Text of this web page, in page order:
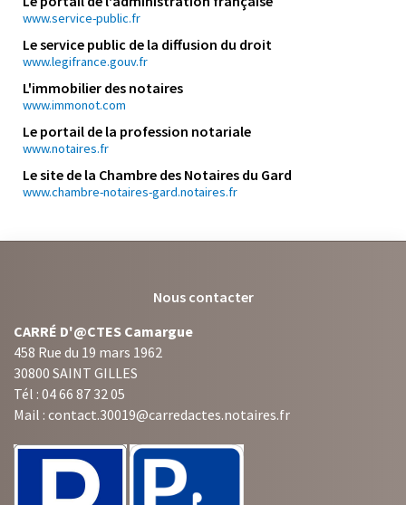
Le portail de l'administration française
www.service-public.fr
Le service public de la diffusion du droit
www.legifrance.gouv.fr
L'immobilier des notaires
www.immonot.com
Le portail de la profession notariale
www.notaires.fr
Le site de la Chambre des Notaires du Gard
www.chambre-notaires-gard.notaires.fr
Nous contacter
CARRÉ D'@CTES Camargue
458 Rue du 19 mars 1962
30800 SAINT GILLES
Tél : 04 66 87 32 05
Mail : contact.30019@carredactes.notaires.fr